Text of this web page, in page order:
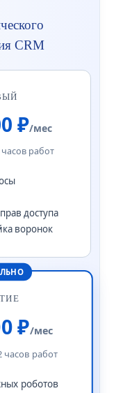
CRM
₽/мес
работ
доступа
воронок
₽/мес
часов работ
роботов